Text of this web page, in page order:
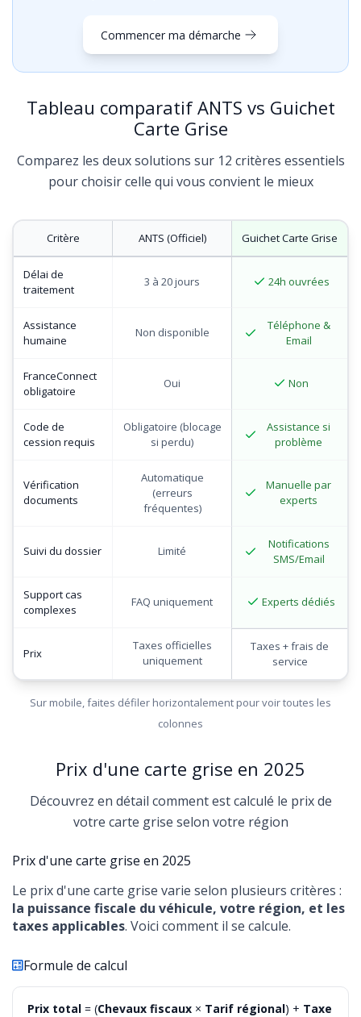
Commencer ma démarche
Tableau comparatif ANTS vs Guichet
Carte Grise
Comparez les deux solutions sur 12 critères essentiels
pour choisir celle qui vous convient le mieux
Critère ANTS (Officiel) Guichet Carte Grise
Délai de
traitement
3 à 20 jours 24h ouvrées
Assistance
humaine
Non disponible
Téléphone &
Email
FranceConnect
obligatoire
Oui Non
Code de
cession requis
Obligatoire (blocage
si perdu)
Assistance si
problème
Vérification
documents
Automatique
(erreurs
fréquentes)
Manuelle par
experts
Suivi du dossier Limité
Notifications
SMS/Email
Support cas
complexes
FAQ uniquement Experts dédiés
Prix
Taxes officielles
uniquement
Taxes + frais de
service
Sur mobile, faites défiler horizontalement pour voir toutes les
colonnes
Prix d'une carte grise en 2025
Découvrez en détail comment est calculé le prix de
votre carte grise selon votre région
Prix d'une carte grise en 2025
Le prix d'une carte grise varie selon plusieurs critères :
la puissance fiscale du véhicule, votre région, et les
taxes applicables. Voici comment il se calcule.
Formule de calcul
Prix total = (Chevaux fiscaux × Tarif régional) + Taxe